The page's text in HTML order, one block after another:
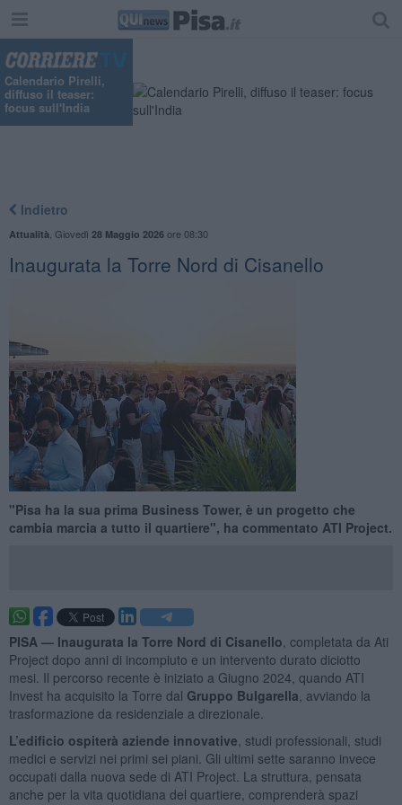
Calendario Pirelli,
diffuso il teaser:
focus sull'India
Indietro
Attualità Giovedì 28 Maggio 2026ore 08:30
Inaugurata la Torre Nord di Cisanello
"Pisa ha la sua prima Business Tower, è un progetto che
cambia marcia a tutto il quartiere", ha commentato ATI Project.
PISA — Inaugurata la Torre Nord di Cisanello , completata da Ati
Project dopo anni di incompiuto e un intervento durato diciotto
mesi. Il percorso recente è iniziato a Giugno 2024, quando ATI
Invest ha acquisito la Torre dal Gruppo Bulgarella , avviando la
trasformazione da residenziale a direzionale.
L’edificio ospiterà aziende innovative , studi professionali, studi
medici e servizi nei primi sei piani. Gli ultimi sette saranno invece
occupati dalla nuova sede di ATI Project. La struttura, pensata
anche per la vita quotidiana del quartiere, comprenderà spazi